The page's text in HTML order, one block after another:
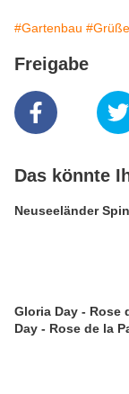
#Gartenbau
Freigabe
Das könnte
Neuseeländer
Gloria Day - Rose des
Day - Rose de la